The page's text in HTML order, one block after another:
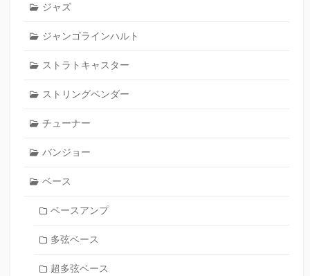
ジャズ
ジャンゴラインハルト
ストラトキャスター
ストリングベンダー
チューナー
バンジョー
ベース
ベースアンプ
多弦ベース
超多弦ベース